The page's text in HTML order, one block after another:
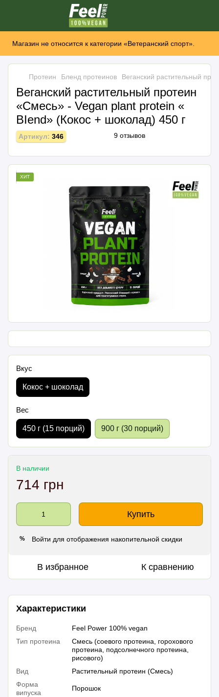
Магазин не относится к категории «Ветеранский спорт».
Протеин Бленд протеинов Веганский растительный
Веганский растительный протеин
«Смесь» - Vegan plant protein «
ВІеnԁ» (Кокос + шоколад) 450 г
Артикул: 346 9 отзывов
ХИТ
Вкус
Кокос + шоколад
Вес
450 г (15 порций) 900 г (30 порций)
В наличии
714 грн
Купить
% Войти для отображения накопительной скидки
В избранное К сравнению
Характеристики
Бренд
Feel Power 100% vegan
Тип протеина
Смесь (соевого протеина, горохового
протеина, подсолнечного протеина,
рисового)
Вид
Растительный протеин (Смесь)
Форма
випуска
Порошок